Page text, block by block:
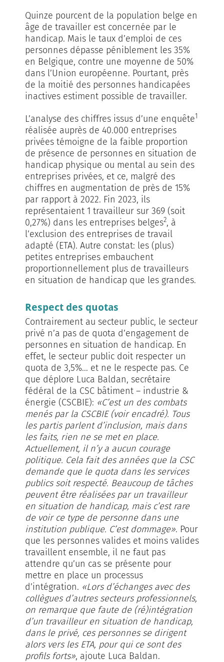
Quinze pourcent de la population belge en
âge de travailler est concernée par le
handicap. Mais le taux d’emploi de ces
personnes dépasse péniblement les 35%
en Belgique, contre une moyenne de 50%
dans l’Union européenne. Pourtant, près
de la moitié des personnes handicapées
inactives estiment possible de travailler.
L’analyse des chiffres issus d’une enquête1
réalisée auprès de 40.000 entreprises
privées témoigne de la faible proportion
de présence de personnes en situation de
handicap physique ou mental au sein des
entreprises privées, et ce, malgré des
chiffres en augmentation de près de 15%
par rapport à 2022. Fin 2023, ils
représentaient 1 travailleur sur 369 (soit
0,27%) dans les entreprises belges2, à
l’exclusion des entreprises de travail
adapté (ETA). Autre constat: les (plus)
petites entreprises embauchent
proportionnellement plus de travailleurs
en situation de handicap que les grandes.
Respect des quotas
Contrairement au secteur public, le secteur
privé n’a pas de quota d’engagement de
personnes en situation de handicap. En
effet, le secteur public doit respecter un
quota de 3,5%... et ne le respecte pas. Ce
que déplore Luca Baldan, secrétaire
fédéral de la CSC bâtiment – industrie &
énergie (CSCBIE): «C’est un des combats
menés par la CSCBIE (voir encadré). Tous
les partis parlent d’inclusion, mais dans
les faits, rien ne se met en place.
Actuellement, il n’y a aucun courage
politique. Cela fait des années que la CSC
demande que le quota dans les services
publics soit respecté. Beaucoup de tâches
peuvent être réalisées par un travailleur
en situation de handicap, mais c’est rare
de voir ce type de personne dans une
institution publique. C’est dommage». Pour
que les personnes valides et moins valides
travaillent ensemble, il ne faut pas
attendre qu’un cas se présente pour
mettre en place un processus
d’intégration. «Lors d’échanges avec des
collègues d’autres secteurs professionnels,
on remarque que faute de (ré)intégration
d’un travailleur en situation de handicap,
dans le privé, ces personnes se dirigent
alors vers les ETA, pour qui ce sont des
profils forts», ajoute Luca Baldan.